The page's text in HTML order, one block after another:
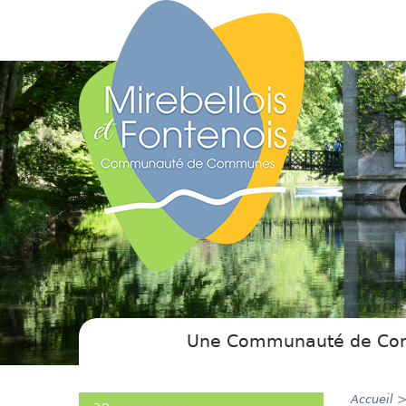
Une Communauté de
32 communes
Petite Enfance
Aménagement du territoire Accueil >